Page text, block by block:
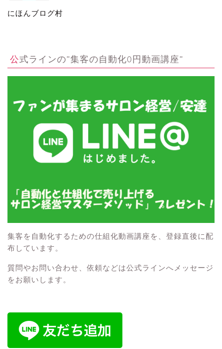
にほんブログ村
公式ラインの”集客の自動化0円動画講座”
集客を自動化するための仕組化動画講座を、登録直後に配
布しています。
質問やお問い合わせ、依頼などは公式ラインへメッセージ
をお願いします。